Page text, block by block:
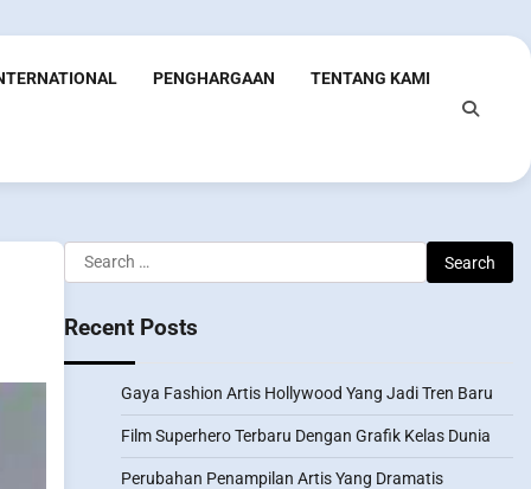
PENGHARGAAN TENTANG KAMI
Search
for:
Recent Posts
Gaya Fashion Artis Hollywood Yang Jadi Tren Baru
Film Superhero Terbaru Dengan Grafik Kelas Dunia
Perubahan Penampilan Artis Yang Dramatis